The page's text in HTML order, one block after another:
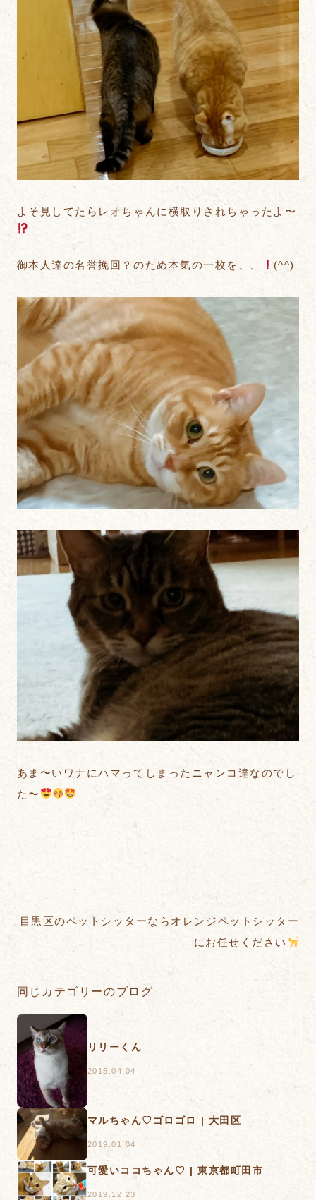
よそ見してたらレオちゃんに横取りされちゃったよ〜
御本人達の名誉挽回？のため本気の一枚を、、 (^^)
あま〜いワナにハマってしまったニャンコ達なのでし
た〜
目黒区のペットシッターならオレンジペットシッター
にお任せください
同じカテゴリーのブログ
リリーくん
2015.04.04
マルちゃん♡ゴロゴロ | 大田区
2019.01.04
可愛いココちゃん♡ | 東京都町田市
2019.12.23